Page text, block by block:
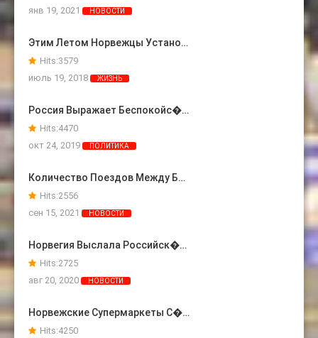
янв 19, 2021
НОВОСТИ
Этим Летом Норвежцы Устано…
Hits:3579
июль 19, 2018
ЖИЗНЬ
Россия Выражает Беспокойс�…
Hits:4470
окт 24, 2019
ПОЛИТИКА
Количество Поездов Между Б…
Hits:2556
сен 15, 2021
НОВОСТИ
Норвегия Выслала Российск�…
Hits:2725
авг 20, 2020
НОВОСТИ
Норвежские Супермаркеты С�…
Hits:4250